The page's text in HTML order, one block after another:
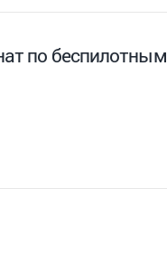
по беспилотным